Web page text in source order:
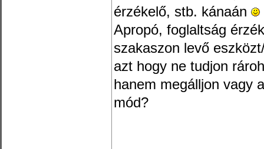
érzékelő, stb. kánaán
Apropó, foglaltság
szakaszon levő
azt hogy ne tudjon
hanem megálljon vagy
mód?